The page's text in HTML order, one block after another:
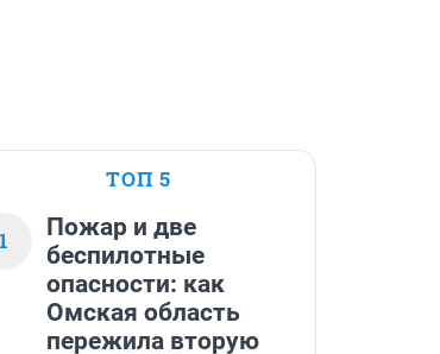
ТОП 5
1
Пожар и две
беспилотные
опасности: как
Омская область
пережила вторую